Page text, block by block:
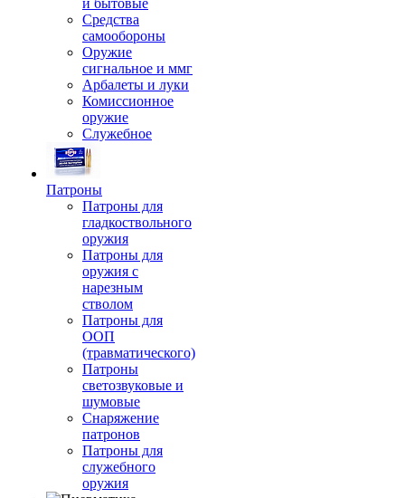
и бытовые
Средства
самообороны
Оружие
сигнальное и ммг
Арбалеты и луки
Комиссионное
оружие
Служебное
Патроны
Патроны для
гладкоствольного
оружия
Патроны для
оружия с
нарезным
стволом
Патроны для
ООП
(травматического)
Патроны
светозвуковые и
шумовые
Снаряжение
патронов
Патроны для
служебного
оружия